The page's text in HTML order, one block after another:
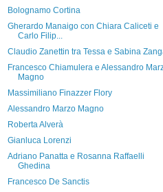
Bolognamo Cortina
Gherardo Manaigo con Chiara Caliceti e
Carlo Filip...
Claudio Zanettin tra Tessa e Sabina
Francesco Chiamulera e Alessandro
Magno
Massimiliano Finazzer Flory
Alessandro Marzo Magno
Roberta Alverà
Gianluca Lorenzi
Adriano Panatta e Rosanna Raffaelli
Ghedina
Francesco De Sanctis